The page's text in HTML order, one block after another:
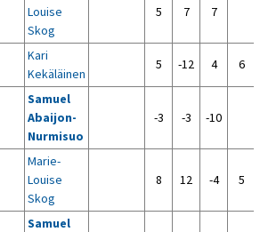
Louise
Skog
5 7 7
Kari
Kekäläinen
5 -12 4 6
Samuel
Abaijon-
Nurmisuo
-3 -3 -10
Marie-
Louise
Skog
8 12 -4 5
Samuel